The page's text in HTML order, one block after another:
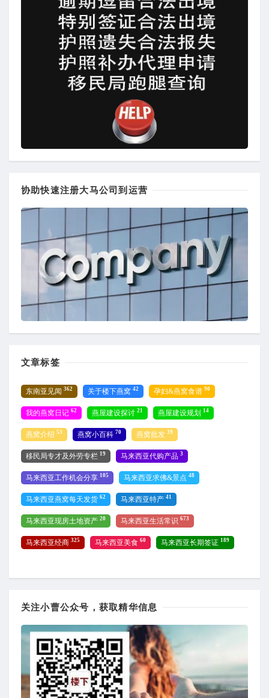
协助快速注册大马公司到运营
文章标签
东南亚见闻 362 关于楼下燕窝 42 孕妇&燕窝食谱 90
我的燕窝日记 62 燕屋建设探讨 21 燕屋建设规划 14
燕窝介绍 53 燕窝小百科 70 燕窝批发 39
移民局专才及外劳专栏 19 马来西亚代购产品 3
马来西亚工作机会分享 105 马来西亚求佛&景点 48
马来西亚燕窝每天发货 62 马来西亚特产 41
马来西亚现房土地资产 20 马来西亚生活常识 673
马来西亚经商 325 马来西亚美食 60 马来西亚长期签证 189
关注小曹公众号，获取精华信息